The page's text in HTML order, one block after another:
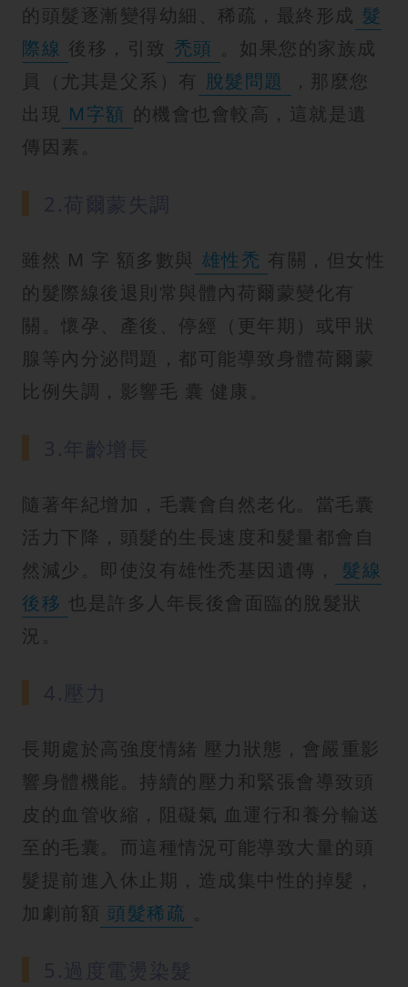
的頭髮逐漸變得幼細、稀疏，最終形成 髮
際線 後移，引致 禿頭
。如果您的家族成
員（尤其是父系）有 脫髮問題
，那麼您
出現 M字額 的機會也會較高，這就是遺
傳因素。
雖然 M 字 額多數與 雄性禿 有關，但女性
的髮際線後退則常與體內荷爾蒙變化有
關。懷孕、產後、停經（更年期）或甲狀
腺等內分泌問題，都可能導致身體荷爾蒙
比例失調，影響毛 囊 健康。
隨著年紀增加，毛囊會自然老化。當毛囊
活力下降，頭髮的生長速度和髮量都會自
然減少。即使沒有雄性禿基因遺傳，
髮線
後移 也是許多人年長後會面臨的脫髮狀
況。
長期處於高強度情緒 壓力狀態，會嚴重影
響身體機能。持續的壓力和緊張會導致頭
皮的血管收縮，阻礙氣 血運行和養分輸送
至的毛囊。而這種情況可能導致大量的頭
髮提前進入休止期，造成集中性的掉髮，
加劇前額 頭髮稀疏